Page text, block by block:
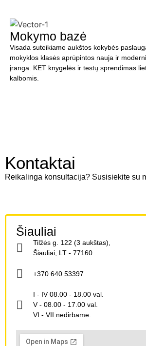
Mokymo bazė
Visada suteikiame aukštos kokybės
mokyklos klasės aprūpintos nauja ir
įranga. KET knygelės ir testų sprendimas
kalbomis.
Kontaktai
Reikalinga konsultacija? Susisiekite su
Šiauliai
Tilžės g. 122 (3 aukštas),
Šiauliai, LT - 77160
+370 640 53397
I - IV 08.00 - 18.00 val.
V - 08.00 - 17.00 val.
VI - VII nedirbame.